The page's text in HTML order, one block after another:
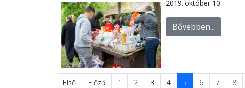
2019. október 10.
Bővebben...
Első Előző 1 2 3 4 5 6 7 8